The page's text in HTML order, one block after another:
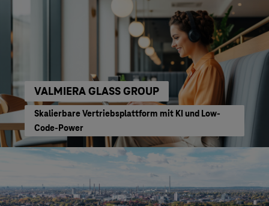
VALMIERA GLASS GROUP
Skalierbare Vertriebsplattform mit KI und Low-
Code-Power